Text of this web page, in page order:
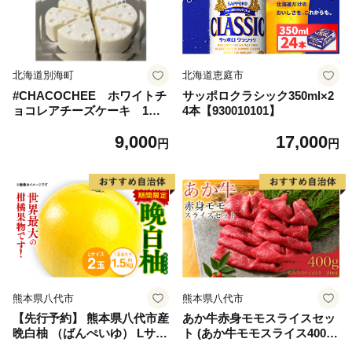
北海道別海町
#CHACOCHEE ホワイトチ
ョコレアチーズケーキ 1ホ
海町,チーズ,ちーず,チーズケ
9,000円
北海道恵庭市
サッポロクラシック350ml×2
4本【930010101】
17,000円
熊本県八代市
【先行予約】 熊本県八代市産
晩白柚 （ばんぺいゆ） Lサイ
熊本県八代市
あか牛赤身モモスライスセッ
ト (あか牛モモスライス400